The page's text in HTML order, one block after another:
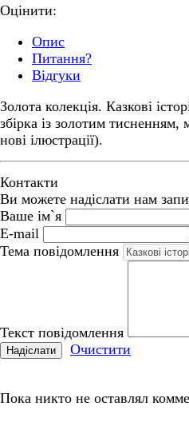
Оцінити:
Oпис
Питання?
Відгуки
Золота колекція. Казкові
збірка із золотим
нові ілюстрації).
Контакти
Ви можете надіслати нам
Ваше ім`я
E-mail
Тема повідомлення
Текст повідомлення
Надіслати Очистити
Пока никто не оставлял